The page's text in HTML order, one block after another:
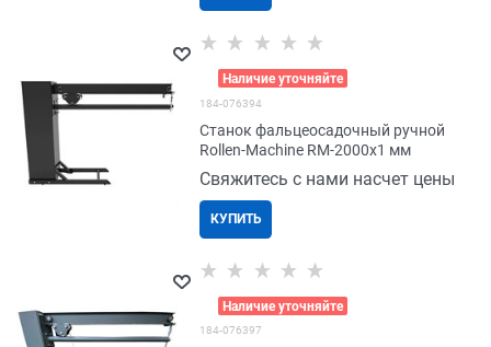
Наличие уточняйте
184-076394
Станок фальцеосадочный ручной
Rollen-Machine RM-2000x1 мм
Свяжитесь с нами насчет цены
КУПИТЬ
Наличие уточняйте
184-076397